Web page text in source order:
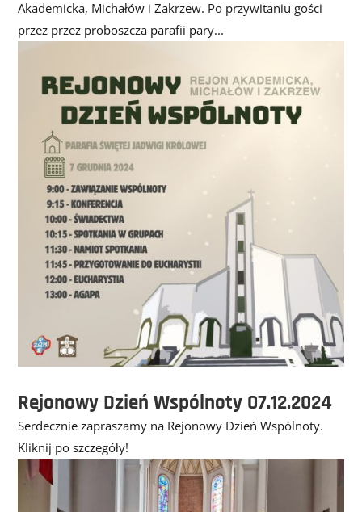
Akademicka, Michałów i Zakrzew. Po przywitaniu gości
przez przez proboszcza parafii pary...
Rejonowy Dzień Wspólnoty 07.12.2024
Serdecznie zapraszamy na Rejonowy Dzień Wspólnoty.
Kliknij po szczegóły!